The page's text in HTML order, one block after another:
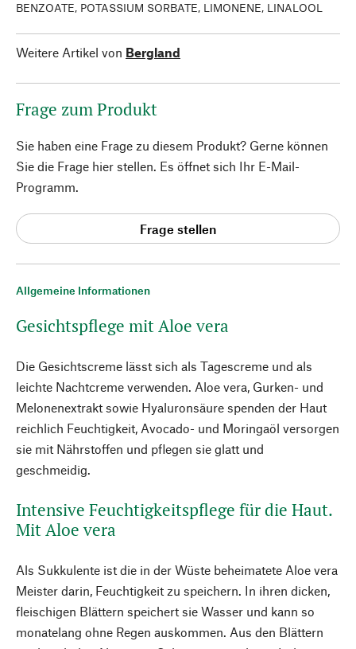
Allgemeine Informationen
Gesichtspflege mit Aloe vera
Die Gesichtscreme lässt sich als Tagescreme und als
leichte Nachtcreme verwenden. Aloe vera, Gurken- und
Melonenextrakt sowie Hyaluronsäure spenden der Haut
reichlich Feuchtigkeit, Avocado- und Moringaöl versorgen
sie mit Nährstoffen und pflegen sie glatt und
geschmeidig.
Intensive Feuchtigkeitspflege für die Haut.
Mit Aloe vera
Als Sukkulente ist die in der Wüste beheimatete Aloe vera
Meister darin, Feuchtigkeit zu speichern. In ihren dicken,
fleischigen Blättern speichert sie Wasser und kann so
monatelang ohne Regen auskommen. Aus den Blättern
BENZOATE, POTASSIUM SORBATE, LIMONENE, LINALOOL
Weitere Artikel von Bergland
Frage zum Produkt
Sie haben eine Frage zu diesem Produkt? Gerne können
Sie die Frage hier stellen. Es öffnet sich Ihr E-Mail-
Programm.
Frage stellen